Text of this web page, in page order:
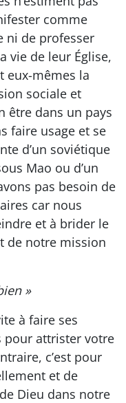
comme
ni de professer
vie de leur Église,
eux-mêmes la
sociale et
être dans un pays
faire usage et se
d’un soviétique
Mao ou d’un
pas besoin de
car nous
et à brider le
de notre mission
»
à faire ses
pour attrister votre
c’est pour
et de
Dieu dans notre